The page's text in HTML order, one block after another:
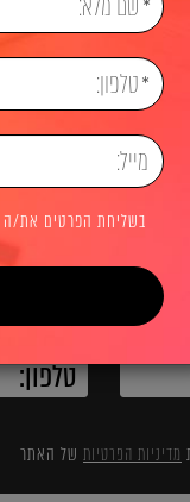
שיווק דיגיטלי בלוג
לשיחת
השאירו
מדיניות הפרטיות של האתר
בשליחת הפרטים את/